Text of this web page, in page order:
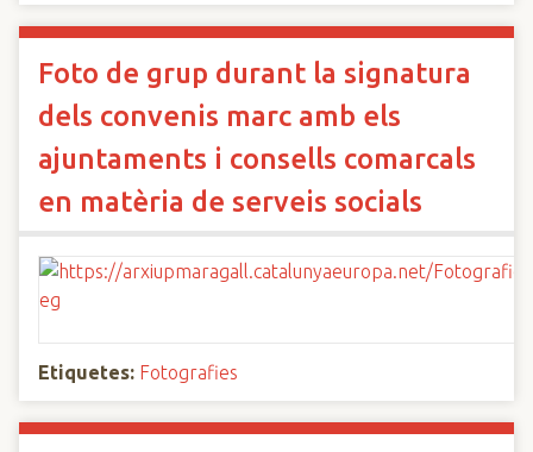
Foto de grup durant la signatura
dels convenis marc amb els
ajuntaments i consells comarcals
en matèria de serveis socials
Etiquetes: Fotografies